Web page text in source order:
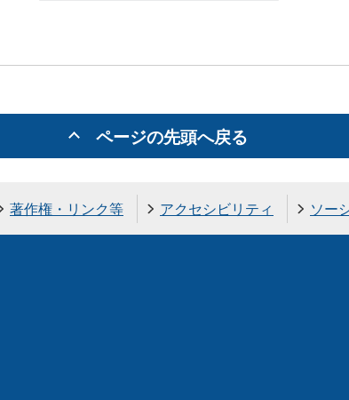
ページの先頭へ戻る
著作権・リンク等 アクセシビリティ ソー